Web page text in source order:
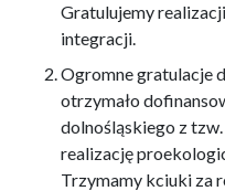
Gratulujemy
integracji.
Ogromne gratulacje
otrzymało
dolnośląskiego z
realizację
Trzymamy kciuki za